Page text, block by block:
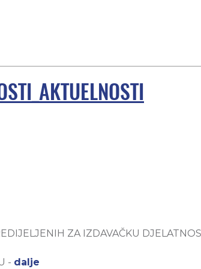
ZA IZDAVAČKU
- dalje